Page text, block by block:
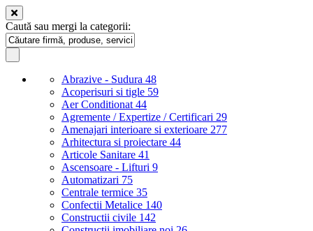
Caută sau mergi la categorii:
Abrazive - Sudura 48
Acoperisuri si tigle 59
Aer Conditionat 44
Agremente / Expertize / Certificari 29
Amenajari interioare si exterioare 277
Arhitectura si proiectare 44
Articole Sanitare 41
Ascensoare - Lifturi 9
Automatizari 75
Centrale termice 35
Confectii Metalice 140
Constructii civile 142